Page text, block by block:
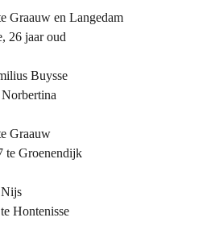
Graauw en Langedam
26 jaar oud
Buysse
Graauw
te Groenendijk
Nijs
Hontenisse